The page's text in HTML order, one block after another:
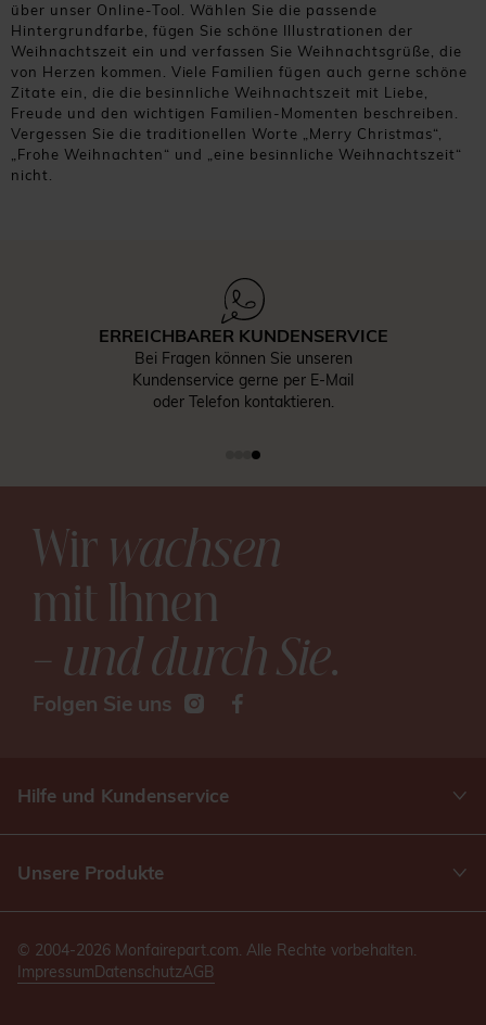
über unser Online-Tool. Wählen Sie die passende
Hintergrundfarbe, fügen Sie schöne Illustrationen der
Weihnachtszeit ein und verfassen Sie Weihnachtsgrüße, die
von Herzen kommen. Viele Familien fügen auch gerne schöne
Zitate ein, die die besinnliche Weihnachtszeit mit Liebe,
Freude und den wichtigen Familien-Momenten beschreiben.
Vergessen Sie die traditionellen Worte „Merry Christmas“,
„Frohe Weihnachten“ und „eine besinnliche Weihnachtszeit“
nicht.
ERREICHBARER KUNDENSERVICE
Bei Fragen können Sie unseren
Kundenservice gerne per E-Mail
oder Telefon kontaktieren.
Wirwachsen
mit Ihnen
– und durch Sie.
Folgen Sie uns
Hilfe und Kundenservice
Unsere Produkte
© 2004-2026 Monfairepart.com. Alle Rechte vorbehalten.
ImpressumDatenschutzAGB